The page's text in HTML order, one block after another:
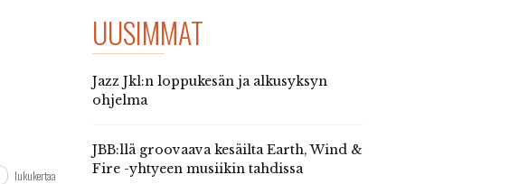
lukukertaa
UUSIMMAT
Jazz Jkl:n loppukesän ja alkusyksyn
ohjelma
JBB:llä groovaava kesäilta Earth, Wind &
Fire -yhtyeen musiikin tahdissa